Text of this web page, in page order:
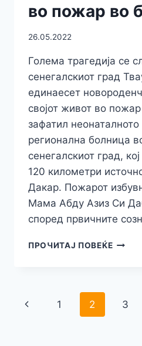
во пожар во
26.05.2022
Голема трагедија се
сенегалскиот град
единаесет
својот живот во пожар
зафатил
регионална болница
сенегалскиот град,
120 километри
Дакар. Пожарот
Мама Абду Азиз Си
според првичните
ПРОЧИТАЈ ПОВЕЌЕ
ПОЖАР
Навигација
Previous
1 2 3